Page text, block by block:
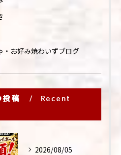
・お好み焼わいずブログ
稿
Recent
2026/08/05